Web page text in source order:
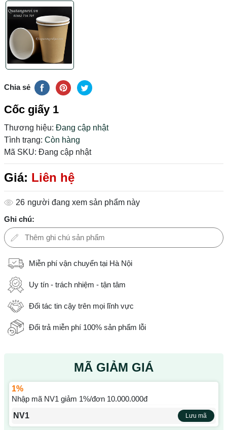
Chia sẻ
Cốc giấy 1
Thương hiệu: Đang cập nhật
Tình trạng: Còn hàng
Mã SKU: Đang cập nhật
Giá: Liên hệ
26 người đang xem sản phẩm này
Ghi chú:
Miễn phí vận chuyển tại Hà Nội
Uy tín - trách nhiệm - tận tâm
Đối tác tin cậy trên mọi lĩnh vực
Đổi trả miễn phí 100% sản phẩm lỗi
MÃ GIẢM GIÁ
1%
Nhập mã NV1 giảm 1%/đơn 10.000.000đ
NV1
Lưu mã